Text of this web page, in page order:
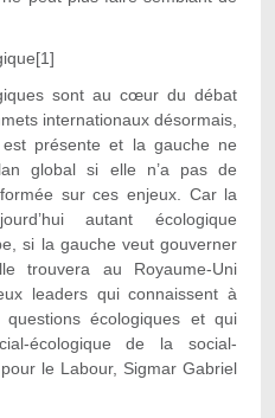
sont au cœur du débat
internationaux désormais,
présente et la gauche ne
global si elle n’a pas de
sur ces enjeux. Car la
autant écologique
si la gauche veut gouverner
trouvera au Royaume-Uni
leaders qui connaissent à
écologiques et qui
écologique de la social-
le Labour, Sigmar Gabriel